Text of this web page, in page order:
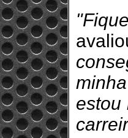
estou